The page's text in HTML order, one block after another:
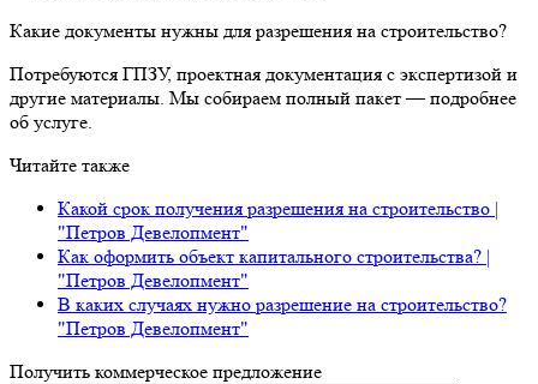
Какие документы нужны для разрешения на строительство?
Потребуются ГПЗУ, проектная документация с экспертизой и
другие материалы. Мы собираем полный пакет — подробнее
об услуге.
Читайте также
Какой срок получения разрешения на строительство |
"Петров Девелопмент"
Как оформить объект капитального строительства? |
"Петров Девелопмент"
В каких случаях нужно разрешение на строительство?
"Петров Девелопмент"
Получить коммерческое предложение